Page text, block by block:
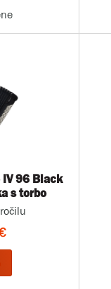
IV 96 Black
s torbo